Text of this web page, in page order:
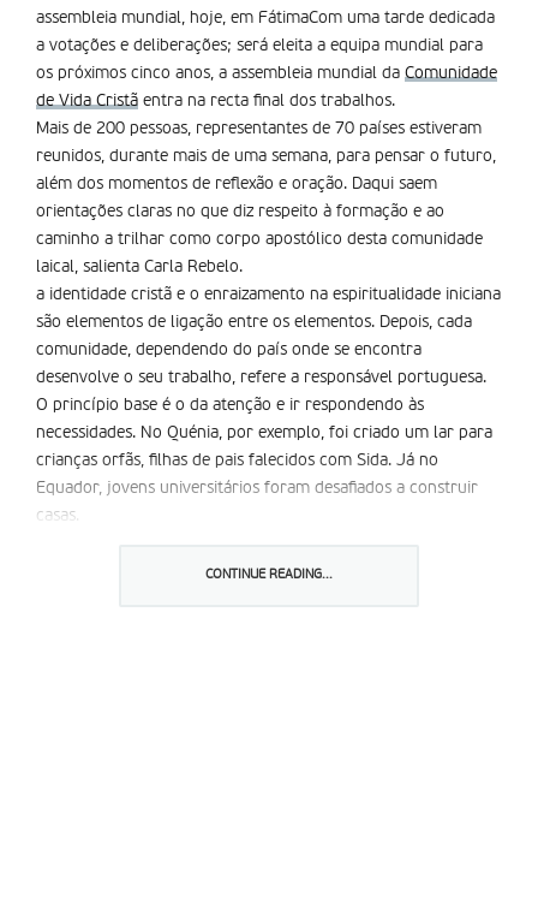
assembleia mundial, hoje, em FátimaCom uma tarde dedicada
a votações e deliberações; será eleita a equipa mundial para
os próximos cinco anos, a assembleia mundial da Comunidade
de Vida Cristã entra na recta final dos trabalhos.
Mais de 200 pessoas, representantes de 70 países estiveram
reunidos, durante mais de uma semana, para pensar o futuro,
além dos momentos de reflexão e oração. Daqui saem
orientações claras no que diz respeito à formação e ao
caminho a trilhar como corpo apostólico desta comunidade
laical, salienta Carla Rebelo.
a identidade cristã e o enraizamento na espiritualidade iniciana
são elementos de ligação entre os elementos. Depois, cada
comunidade, dependendo do país onde se encontra
desenvolve o seu trabalho, refere a responsável portuguesa.
O princípio base é o da atenção e ir respondendo às
necessidades. No Quénia, por exemplo, foi criado um lar para
crianças orfãs, filhas de pais falecidos com Sida. Já no
Equador, jovens universitários foram desafiados a construir
casas.
CONTINUE READING...